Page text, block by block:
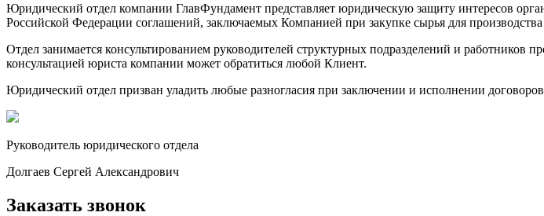
Юридический отдел компании ГлавФундамент представляет юридическую защиту интересов
Российской Федерации соглашений, заключаемых Компанией при закупке сырья для
Отдел занимается консультированием руководителей структурных подразделений и работников
консультацией юриста компании может обратиться любой Клиент.
Юридический отдел призван уладить любые разногласия при заключении и исполнении
Руководитель юридического отдела
Долгаев Сергей Александрович
Заказать звонок